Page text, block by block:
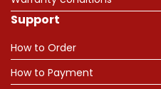
Support
How to Order
How to Payment